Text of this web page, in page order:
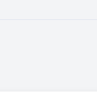
8szt